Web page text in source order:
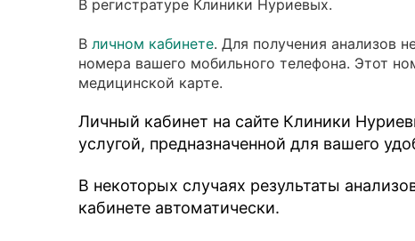
В регистратуре Клиники Нуриевых.
В личном кабинете. Для получения анализов
номера вашего мобильного телефона. Этот
медицинской карте.
Личный кабинет на сайте Клиники
услугой, предназначенной для вашего
В некоторых случаях результаты
кабинете автоматически.